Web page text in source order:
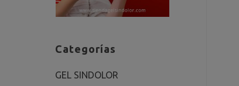
Categorías
GEL SINDOLOR